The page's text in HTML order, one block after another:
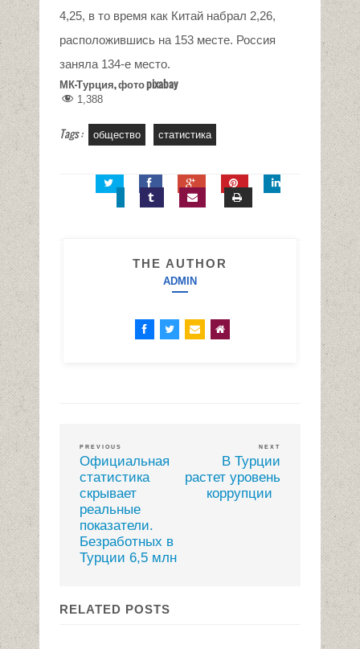
4,25, в то время как Китай набрал 2,26,
расположившись на 153 месте. Россия
заняла 134-е место.
МК-Турция, фото pixabay
1,388
Tags : общество статистика
THE AUTHOR
ADMIN
PREVIOUS
Официальная
статистика
скрывает
реальные
показатели.
Безработных в
Турции 6,5 млн
NEXT
В Турции
растет уровень
коррупции
RELATED POSTS